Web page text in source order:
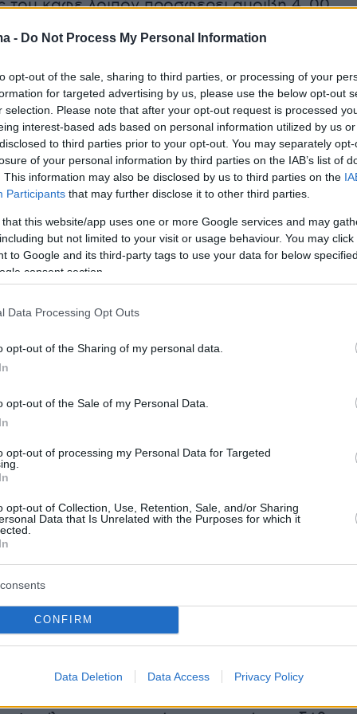
- Do Not Process My Personal Information
opt-out of the sale, sharing to third parties, or processing of your
for targeted advertising by us, please use the below opt-out
selection. Please note that after your opt-out request is processed
interest-based ads based on personal information utilized by us
to third parties prior to your opt-out. You may separately
of your personal information by third parties on the IAB’s list of
This information may also be disclosed by us to third parties on the
Participants that may further disclose it to other third parties.
that this website/app uses one or more Google services and may
but not limited to your visit or usage behaviour. You may
to Google and its third-party tags to use your data for below
consent section.
Data Processing Opt Outs
opt-out of the Sharing of my personal data.
opt-out of the Sale of my Personal Data.
opt-out of processing my Personal Data for Targeted
opt-out of Collection, Use, Retention, Sale, and/or Sharing
Data that Is Unrelated with the Purposes for which it
CONFIRM
Data Deletion Data Access Privacy Policy
του καφέ λοιπόν προσφέρει αμοιβή 4, 00
τα φιλοδωρήματα που λαμβάνει ο
περίπου 10 ευρώ τη μέρα. Συνολικά δηλαδή ο
βγάζει μεροκάματο 40 με 42 ευρώ τη μέρα, αν
δεν φαίνεται να αποτελούν κίνητρο
ο ιδιοκτήτης της επιχείρησης;
19-22 χρονών και ζητάνε να εργαστούν
ίσα, ίσα δηλαδή για να βγάλουν τα έξοδα
και τον καφέ τους. Μόλις τους λες για
τους καλύπτονται απο τους γονείς τους
δείχνουν διάθεση να εργαστούν για
απο τρεις ώρες».
«Μετά έρχονται ως ενδιαφερόμενοι,
πρόσφυγες από τη Συρία και το
οποίοι όμως, ούτε χαρτιά έχουν, αλλά ούτε
Οπότε τι μένει; Αναγκάζεσαι λοιπόν να
την παραγγελία αλλά και την παραδίδεις
δεν υπάρχει άλλη λύση».
υψηλά τα ποσοστά ανεργίας στην Ελλάδα
νέους